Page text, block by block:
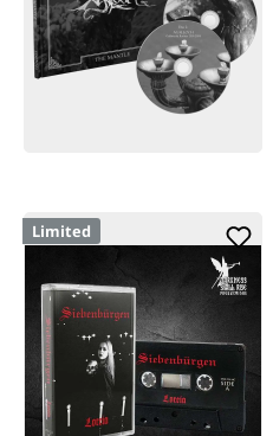
Limited